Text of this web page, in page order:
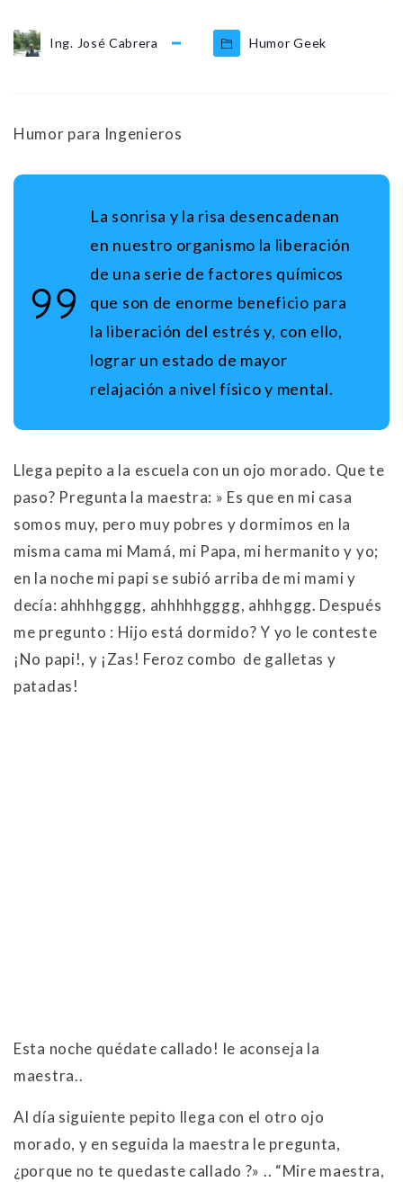
Ing. José Cabrera Humor Geek
Humor para Ingenieros
La sonrisa y la risa desencadenan
en nuestro organismo la liberación
de una serie de factores químicos
que son de enorme beneficio para
la liberación del estrés y, con ello,
lograr un estado de mayor
relajación a nivel físico y mental.
Llega pepito a la escuela con un ojo morado. Que te
paso? Pregunta la maestra: » Es que en mi casa
somos muy, pero muy pobres y dormimos en la
misma cama mi Mamá, mi Papa, mi hermanito y yo;
en la noche mi papi se subió arriba de mi mami y
decía: ahhhhgggg, ahhhhhgggg, ahhhggg. Después
me pregunto : Hijo está dormido? Y yo le conteste
¡No papi!, y ¡Zas! Feroz combo de galletas y
patadas!
Esta noche quédate callado! le aconseja la
maestra..
Al día siguiente pepito llega con el otro ojo
morado, y en seguida la maestra le pregunta,
¿porque no te quedaste callado ?» .. “Mire maestra,